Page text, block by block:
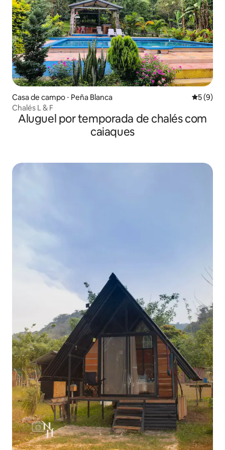
Casa de campo ⋅ Peña Blanca 5 de
5 (9)
Chalés L & F
Aluguel por temporada de chalés com
caiaques